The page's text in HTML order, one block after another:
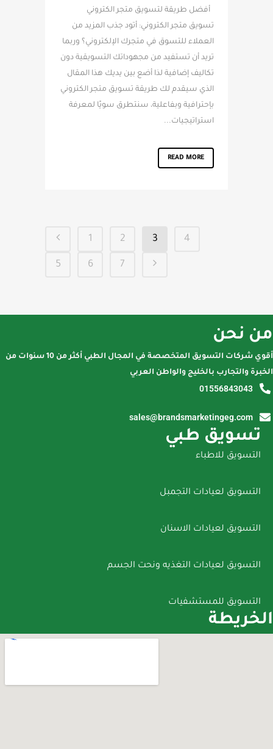
أفضل طريقة لتسويق متجر الكتروني
تسويق متجر الكتروني: أتود جذب المزيد من
العملاء للتسوق في متجرك الإلكتروني؟ وربما
تريد أن تستفيد من مجهوداتك التسويقية دون
تكاليف إضافية لذا أضع بين يديك هذا المقال
الذي سيقدم لك طريقة تسويق متجر الكتروني
بإحترافية وبفاعلية، سنتطرق سويًا لمعرفة
استراتيجيات...
READ MORE
1 2 3 4
5 6 7
من نحن
أقوي شركات التسويق المتخصصة في المجال الطبي أكثر من 10 سنوات من
الخبرة والتجارب بالخليج والواطن العربي
01556843043
sales@brandsmarketingeg.com
تسويق طبي
التسويق للاطباء
التسويق لعيادات التجمبل
التسويق لعيادات الاسنان
التسويق لعيادات التغذيه ونحت الجسم
التسويق للمستشفيات
الخريطة